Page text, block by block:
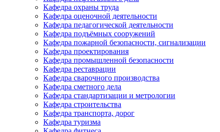
Кафедра охраны труда
Кафедра оценочной деятельности
Кафедра педагогической деятельности
Кафедра подъёмных сооружений
Кафедра пожарной безопасности, сигнализации
Кафедра проектирования
Кафедра промышленной безопасности
Кафедра реставрации
Кафедра сварочного производства
Кафедра сметного дела
Кафедра стандартизации и метрологии
Кафедра строительства
Кафедра транспорта, дорог
Кафедра туризма